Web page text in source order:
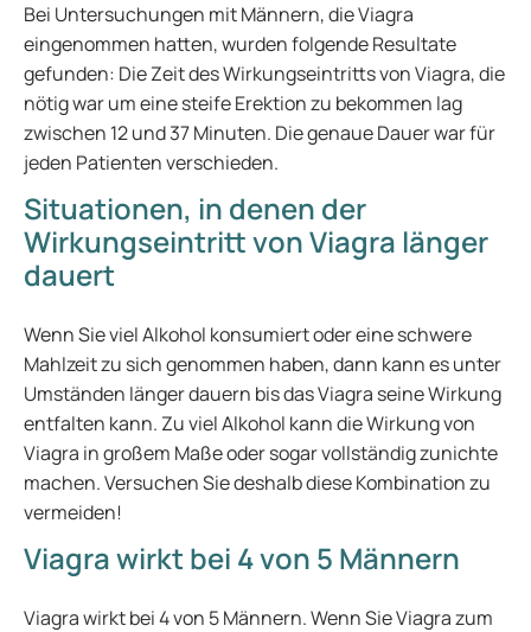
Bei Untersuchungen mit Männern, die Viagra
eingenommen hatten, wurden folgende Resultate
gefunden: Die Zeit des Wirkungseintritts von Viagra, die
nötig war um eine steife Erektion zu bekommen lag
zwischen 12 und 37 Minuten. Die genaue Dauer war für
jeden Patienten verschieden.
Situationen, in denen der
Wirkungseintritt von Viagra länger
dauert
Wenn Sie viel Alkohol konsumiert oder eine schwere
Mahlzeit zu sich genommen haben, dann kann es unter
Umständen länger dauern bis das Viagra seine Wirkung
entfalten kann. Zu viel Alkohol kann die Wirkung von
Viagra in großem Maße oder sogar vollständig zunichte
machen. Versuchen Sie deshalb diese Kombination zu
vermeiden!
Viagra wirkt bei 4 von 5 Männern
Viagra wirkt bei 4 von 5 Männern. Wenn Sie Viagra zum